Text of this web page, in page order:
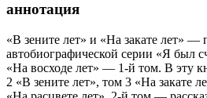
аннотация
«В зените лет» и «На закате лет» —
автобиографической серии «Я был
«На восходе лет» — 1-й том. В эту
2 «В зените лет», том 3 «На закате